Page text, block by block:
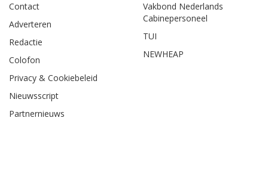
Contact
Adverteren
Redactie
Colofon
Privacy & Cookiebeleid
Nieuwsscript
Partnernieuws
Vakbond Nederlands
Cabinepersoneel
TUI
NEWHEAP